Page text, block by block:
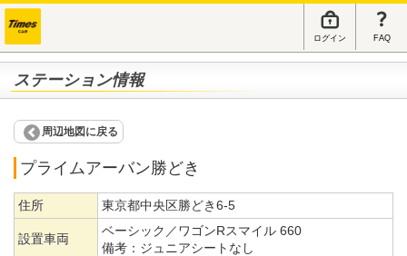
ログイン FAQ
ステーション情報
周辺地図に戻る
プライムアーバン勝どき
住所 東京都中央区勝どき6-5
設置車両
ベーシック／ワゴンRスマイル 660
備考： ジュニアシートなし